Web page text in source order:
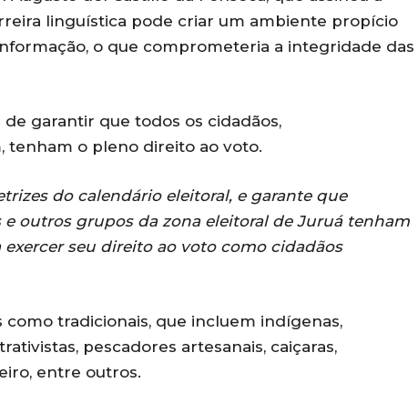
linguística pode criar um ambiente propício
o que comprometeria a integridade das
garantir que todos os cidadãos,
o pleno direito ao voto.
do calendário eleitoral, e garante que
outros grupos da zona eleitoral de Juruá tenham
seu direito ao voto como cidadãos
como tradicionais, que incluem indígenas,
pescadores artesanais, caiçaras,
entre outros.